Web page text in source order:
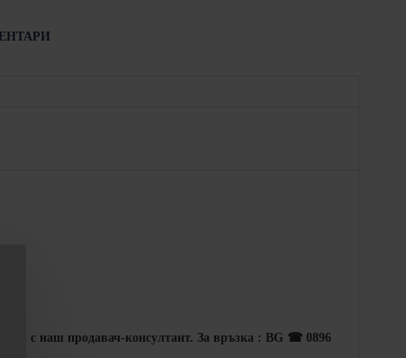
с наш продавач-консултант. За връзка : BG ☎ 0896